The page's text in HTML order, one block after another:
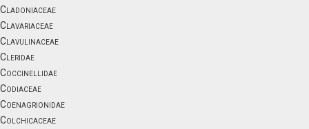
Cladoniaceae
Clavariaceae
Clavulinaceae
Cleridae
Coccinellidae
Codiaceae
Coenagrionidae
Colchicaceae